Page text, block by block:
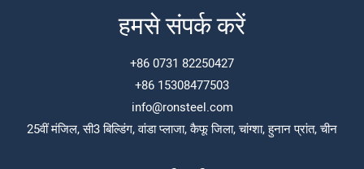
हमसे संपर्क करें
+86 0731 82250427
+86 15308477503
info@ronsteel.com
25वीं मंजिल, सी3 बिल्डिंग, वांडा प्लाजा, कैफू जिला, चांग्शा, हुनान प्रांत, चीन